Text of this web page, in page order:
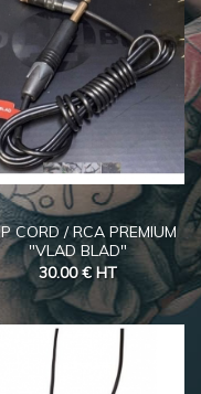
CORD / RCA PREMIUM
"VLAD BLAD"
30.00 €HT